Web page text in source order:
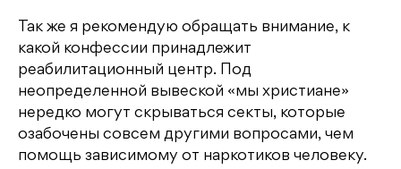
Так же я рекомендую обращать внимание, к
какой конфессии принадлежит
реабилитационный центр. Под
неопределенной вывеской «мы христиане»
нередко могут скрываться секты, которые
озабочены совсем другими вопросами, чем
помощь зависимому от наркотиков человеку.